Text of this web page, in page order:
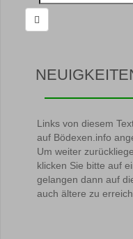
nach:
Links von diesem
auf Bödexen.info
Um weiter
klicken Sie bitte auf
gelangen dann auf
auch ältere zu